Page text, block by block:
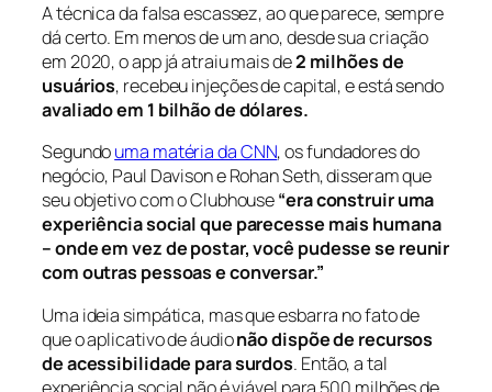
A técnica da falsa escassez, ao que parece, sempre
dá certo. Em menos de um ano, desde sua criação
em 2020, o app já atraiu mais de2 milhões de
usuários, recebeu injeções de capital, e está sendo
avaliado em 1 bilhão de dólares.
Segundouma matéria da CNN, os fundadores do
negócio, Paul Davison e Rohan Seth, disseram que
seu objetivo com o Clubhouse“era construir uma
experiência social que parecesse mais humana
– onde em vez de postar, você pudesse se reunir
com outras pessoas e conversar.”
Uma ideia simpática, mas que esbarra no fato de
que o aplicativo de áudionão dispõe de recursos
de acessibilidade para surdos. Então, a tal